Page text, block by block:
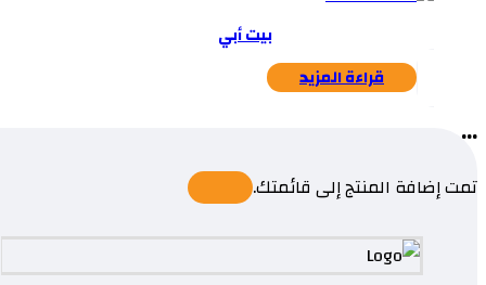
بيت أبي
قراءة المزيد
...
تمت إضافة المنتج إلى قائمتك.